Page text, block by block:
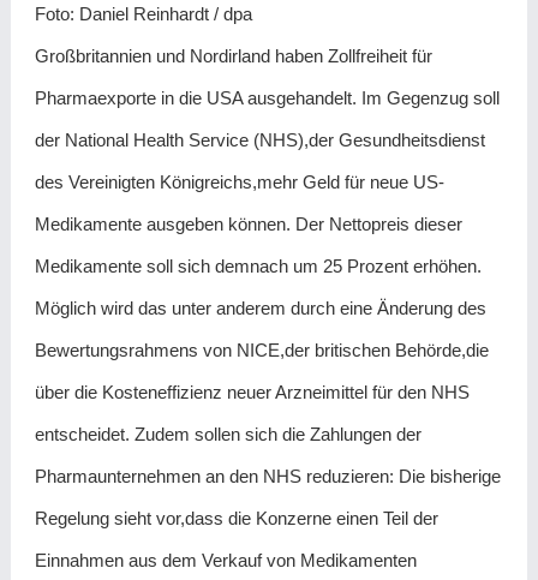
Foto: Daniel Reinhardt / dpa
Großbritannien und Nordirland haben Zollfreiheit für
Pharmaexporte in die USA ausgehandelt. Im Gegenzug soll
der National Health Service (NHS),der Gesundheitsdienst
des Vereinigten Königreichs,mehr Geld für neue US-
Medikamente ausgeben können. Der Nettopreis dieser
Medikamente soll sich demnach um 25 Prozent erhöhen.
Möglich wird das unter anderem durch eine Änderung des
Bewertungsrahmens von NICE,der britischen Behörde,die
über die Kosteneffizienz neuer Arzneimittel für den NHS
entscheidet. Zudem sollen sich die Zahlungen der
Pharmaunternehmen an den NHS reduzieren: Die bisherige
Regelung sieht vor,dass die Konzerne einen Teil der
Einnahmen aus dem Verkauf von Medikamenten